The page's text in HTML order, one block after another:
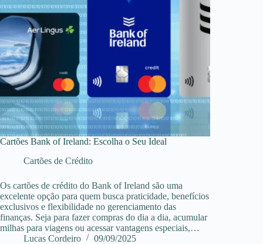
Cartões Bank of Ireland: Escolha o Seu Ideal
Cartões de Crédito
Os cartões de crédito do Bank of Ireland são uma
excelente opção para quem busca praticidade, benefícios
exclusivos e flexibilidade no gerenciamento das
finanças. Seja para fazer compras do dia a dia, acumular
milhas para viagens ou acessar vantagens especiais,…
Lucas Cordeiro
09/09/2025